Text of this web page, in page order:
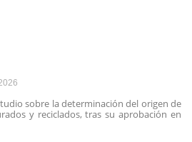
sobre la determinación del origen de
y reciclados, tras su aprobación en